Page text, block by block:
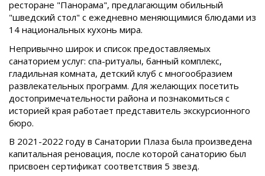
ресторане "Панорама", предлагающим обильный
"шведский стол" с ежедневно меняющимися блюдами из
14 национальных кухонь мира.
Непривычно широк и список предоставляемых
санаторием услуг: спа-ритуалы, банный комплекс,
гладильная комната, детский клуб с многообразием
развлекательных программ. Для желающих посетить
достопримечательности района и познакомиться с
историей края работает представитель экскурсионного
бюро.
В 2021-2022 году в Санатории Плаза была произведена
капитальная реновация, после которой санаторию был
присвоен сертификат соответствия 5 звезд.